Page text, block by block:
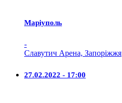
Маріуполь
-
Славутич Арена, Запоріжжя
27.02.2022 - 17:00